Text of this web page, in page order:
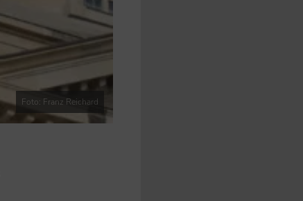
Foto: Franz Reichard